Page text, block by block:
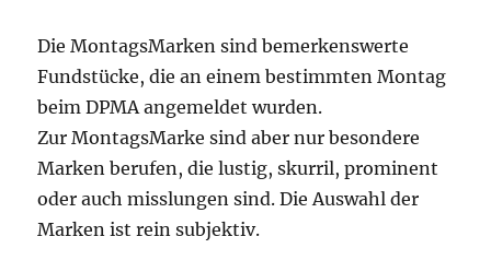
Die MontagsMarken sind bemerkenswerte
Fundstücke, die an einem bestimmten Montag
beim DPMA angemeldet wurden.
Zur MontagsMarke sind aber nur besondere
Marken berufen, die lustig, skurril, prominent
oder auch misslungen sind. Die Auswahl der
Marken ist rein subjektiv.